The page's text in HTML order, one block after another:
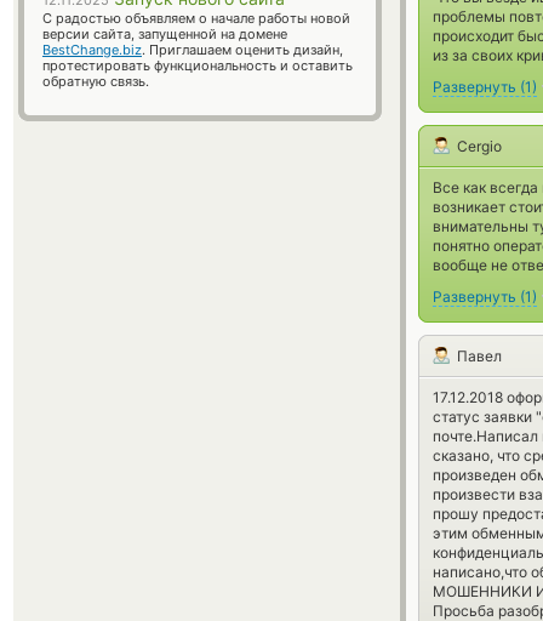
проблемы
происходит
из за своих
Развернуть (1)
Cergio
Все как
возникает
внимательны
понятно
вообще не
Развернуть (1)
Павел
17.12.2018
статус заявки
почте.Написал
сказано, что
произведен
произвести
прошу
этим
написано,что
МОШЕННИКИ И
Просьба
С радостью объявляем о начале работы новой
версии сайта, запущенной на домене
BestChange.biz. Приглашаем оценить дизайн,
протестировать функциональность и оставить
обратную связь.